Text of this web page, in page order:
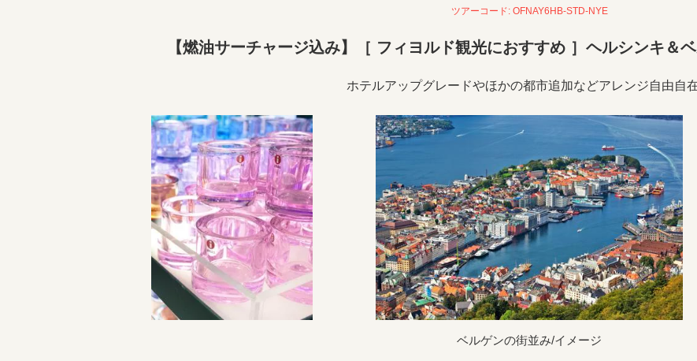
ツアーコード: OFNAY6HB-STD-NYE
【燃油サーチャージ込み】［ フィヨルド観光におすすめ ］ヘルシンキ＆
ホテルアップグレードやほかの都市追加などアレンジ自由自在
ベルゲンの街並み/イメージ